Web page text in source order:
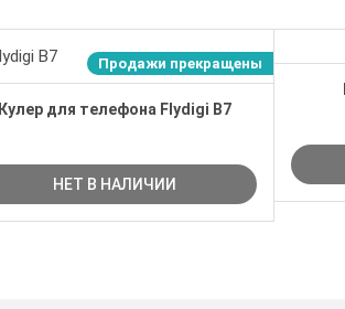
Продажи прекращены
Кулер для телефона Flydigi B7
НЕТ В НАЛИЧИИ